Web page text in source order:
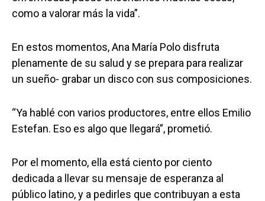
como a valorar más la vida”.
En estos momentos, Ana María Polo disfruta
plenamente de su salud y se prepara para realizar
un sueño- grabar un disco con sus composiciones.
“Ya hablé con varios productores, entre ellos Emilio
Estefan. Eso es algo que llegará”, prometió.
Por el momento, ella está ciento por ciento
dedicada a llevar su mensaje de esperanza al
público latino, y a pedirles que contribuyan a esta